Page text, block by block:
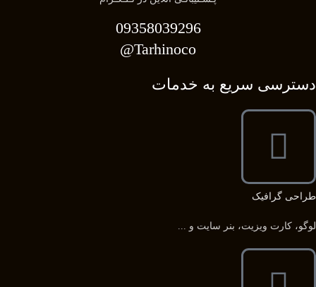
09358039296
Tarhinoco@​
دسترسی سریع به خدمات
طراحی گرافیک
لوگو، کارت ویزیت، بنر سایت و ...